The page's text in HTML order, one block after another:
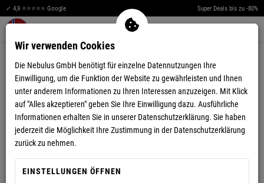
✓ 4,9 ⭐⭐⭐⭐⭐ Google Super Deals bis zu -80%
Warenkorb aufklappen
FLEECEJACKE EXPLORE DAMEN
Wir verwenden Cookies
Die Nebulus GmbH benötigt für einzelne Datennutzungen Ihre
Einwilligung, um die Funktion der Website zu gewährleisten und Ihnen
unter anderem Informationen zu Ihren Interessen anzuzeigen. Mit Klick
auf "Alles akzeptieren" geben Sie Ihre Einwilligung dazu. Ausführliche
Informationen erhalten Sie in unserer Datenschutzerklärung. Sie haben
jederzeit die Möglichkeit Ihre Zustimmung in der Datenschutzerklärung
zurück zu nehmen.
EINSTELLUNGEN ÖFFNEN